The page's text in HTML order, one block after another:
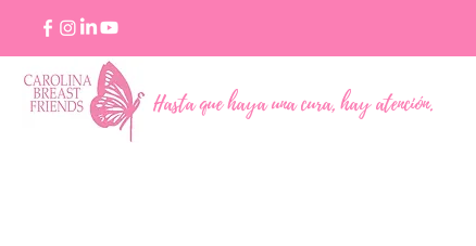
Hasta que haya una cura, hay atención.